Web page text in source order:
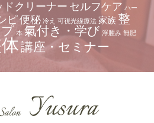
ドクリーナー セルフケア ハー
ピ便秘 冷え 可視光線療法 家族 整
本 氣付き・学び 浮腫み 無肥
講座・セミナー